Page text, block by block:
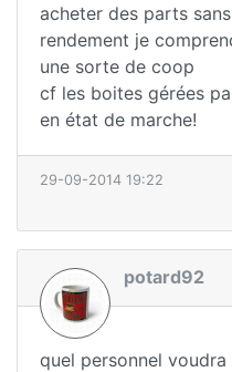
acheter des parts
rendement je
une sorte de coop
cf les boites gérées
en état de marche!
29-09-2014 19:22
potard92
quel personnel